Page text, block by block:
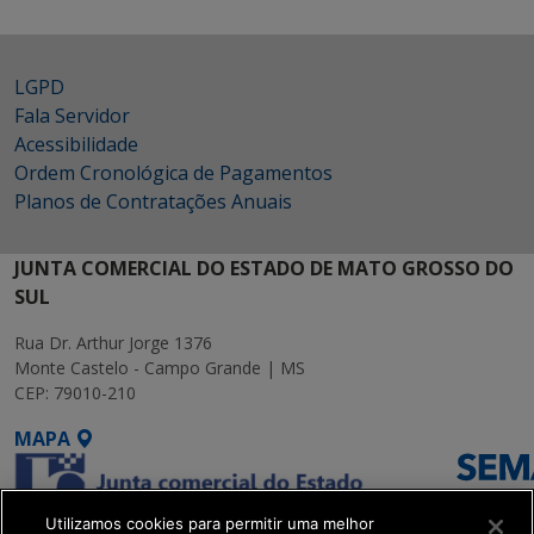
LGPD
Fala Servidor
Acessibilidade
Ordem Cronológica de Pagamentos
Planos de Contratações Anuais
JUNTA COMERCIAL DO ESTADO DE MATO GROSSO DO
SUL
Rua Dr. Arthur Jorge 1376
Monte Castelo - Campo Grande | MS
CEP: 79010-210
MAPA
Utilizamos cookies para permitir uma melhor